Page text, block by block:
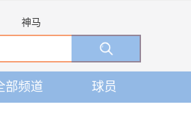
神马
部频道 球员